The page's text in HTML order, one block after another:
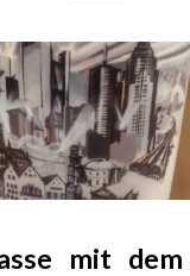
mit